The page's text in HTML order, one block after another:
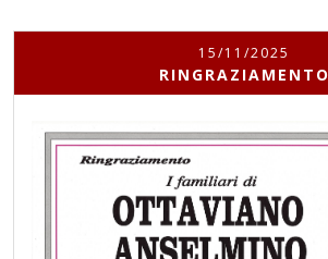
15/11/2025
RINGRAZIAMENTO